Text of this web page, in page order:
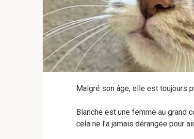
Malgré son âge, elle est toujours
Blanche est une femme au grand
cela ne l’a jamais dérangée pour